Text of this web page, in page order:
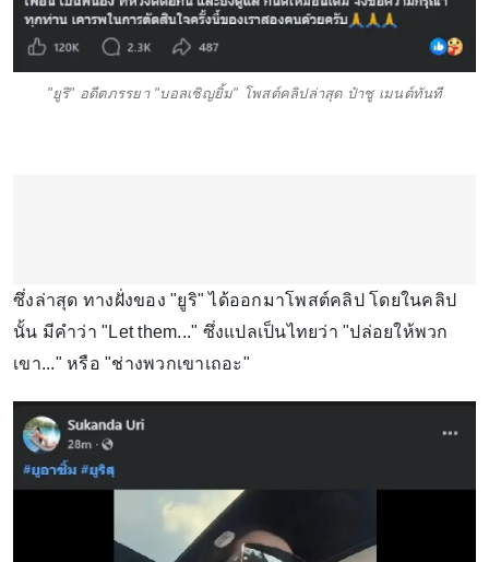
"ยูริ" อดีตภรรยา "บอลเชิญยิ้ม" โพสต์คลิปล่าสุด ป๋าชู เมนต์ทันที
ซึ่งล่าสุด ทางฝั่งของ "ยูริ" ได้ออกมาโพสต์คลิป โดยในคลิป
นั้น มีคำว่า "Let them..." ซึ่งแปลเป็นไทยว่า "ปล่อยให้พวก
เขา..." หรือ "ช่างพวกเขาเถอะ"